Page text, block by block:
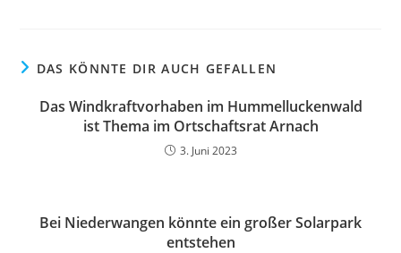
DAS KÖNNTE DIR AUCH GEFALLEN
Das Windkraftvorhaben im Hummelluckenwald
ist Thema im Ortschaftsrat Arnach
3. Juni 2023
Bei Niederwangen könnte ein großer Solarpark
entstehen